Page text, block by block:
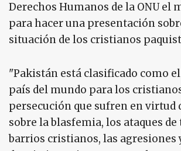
Derechos Humanos de la ONU el
para hacer una presentación
situación de los cristianos
"Pakistán está clasificado como
país del mundo para los
persecución que sufren en virtud
sobre la blasfemia, los ataques de
barrios cristianos, las agresiones